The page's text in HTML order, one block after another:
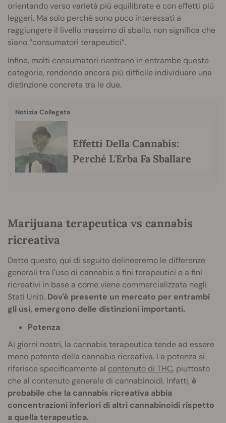
orientando verso varietà più equilibrate e con effetti più
leggeri. Ma solo perché sono poco interessati a
raggiungere il livello massimo di sballo, non significa che
siano “consumatori terapeutici”.
Infine, molti consumatori rientrano in entrambe queste
categorie, rendendo ancora più difficile individuare una
distinzione concreta tra le due.
Notizia Collegata
Effetti Della Cannabis:
Perché L'Erba Fa Sballare
Marijuana terapeutica vs cannabis
ricreativa
Detto questo, qui di seguito delineeremo le differenze
generali tra l'uso di cannabis a fini terapeutici e a fini
ricreativi in base a come viene commercializzata negli
Stati Uniti. Dov'è presente un mercato per entrambi
gli usi, emergono delle distinzioni importanti.
Potenza
Ai giorni nostri, la cannabis terapeutica tende ad essere
meno potente della cannabis ricreativa. La potenza si
riferisce specificamente al contenuto di THC, piuttosto
che al contenuto generale di cannabinoidi. Infatti, è
probabile che la cannabis ricreativa abbia
concentrazioni inferiori di altri cannabinoidi rispetto
a quella terapeutica.